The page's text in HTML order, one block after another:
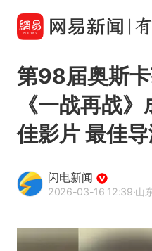
第98届奥斯
《一战再战
佳影片 最佳
闪电新闻
2026-03-16 12:39·山